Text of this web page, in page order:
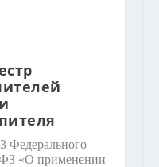
Федерального
«О применении